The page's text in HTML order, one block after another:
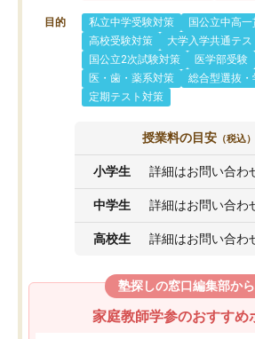
目的 私立中学受験対策
国公立中高
高校受験対策
大学入学共通テス
国公立2次試験対策
医学部受験
医・歯・薬系対策
総合型選抜
定期テスト対策
授業料の目安 （税込）
小学生 詳細はお問い合わ
中学生 詳細はお問い合わ
高校生 詳細はお問い合わ
塾探しの窓口編集部か
家庭教師学参のおすすめ